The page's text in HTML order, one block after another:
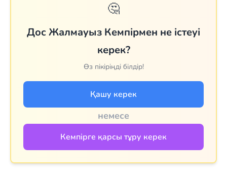
🤔
Дос Жалмауыз Кемпірмен не істеуі
керек?
Өз пікіріңді білдір!
Қашу керек
немесе
Кемпірге қарсы тұру керек